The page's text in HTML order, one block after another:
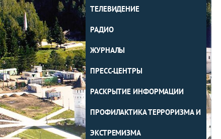
ТЕЛЕВИДЕНИЕ
РАДИО
ЖУРНАЛЫ
ПРЕСС-ЦЕНТРЫ
РАСКРЫТИЕ ИНФОРМАЦИИ
ПРОФИЛАКТИКА ТЕРРОРИЗМА И
ЭКСТРЕМИЗМА